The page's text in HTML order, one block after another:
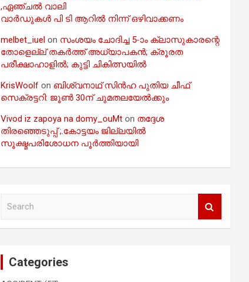
,ഏഞ്ചൽ വാലി
വാർഡുകൾ പി ടി ആറിൽ നിന്ന് ഒഴിവാക്കണം
melbet_iuel on സംശയം ചോദിച്ച 5-ാം ക്ലാസുകാരന്റെ
തോളെല്ല് തകർത്ത് അധ്യാപകൻ; ക്രൂരത
പരീക്ഷാഹാളിൽ; കുട്ടി ചികിത്സയിൽ
KrisWoolf on ബിശ്വനാഥ് സിൻഹ പുതിയ ചീഫ്
സെക്രട്ടറി: ജൂൺ 30ന് ചുമതലയേൽക്കും
Vivod iz zapoya na domy_ouMt on തദ്ദേശ
തിരഞ്ഞെടുപ്പ് ;.കോട്ടയം ജില്ലയിൽ
സൂക്ഷ്മപരിശോധന പൂർത്തിയായി
Categories